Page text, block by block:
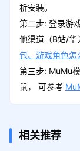
析安装。
第二步: 登录游
他渠道（B站/
包、游戏角色怎
第三步: MuMu
鼠， 可参考
相关推荐